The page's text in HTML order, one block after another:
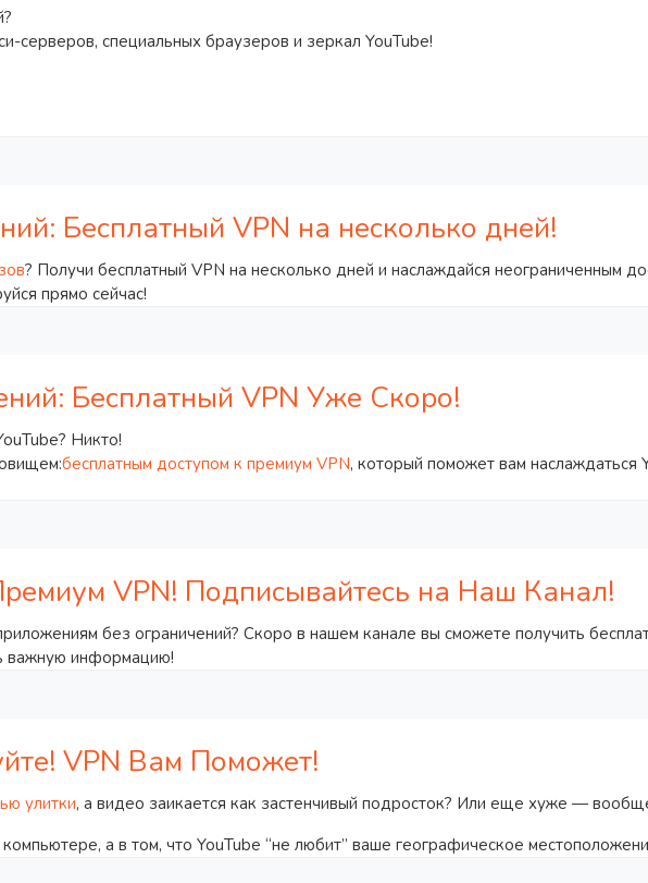
серверов, специальных браузеров и зеркал YouTube!
Бесплатный VPN на несколько дней!
? Получи бесплатный VPN на несколько дней и наслаждайся неограниченным
прямо сейчас!
Бесплатный VPN Уже Скоро!
Никто!
бесплатным доступом к премиум VPN, который поможет вам наслаждаться
VPN! Подписывайтесь на Наш Канал!
без ограничений? Скоро в нашем канале вы сможете получить
важную информацию!
VPN Вам Поможет!
улитки, а видео заикается как застенчивый подросток? Или еще хуже —
а в том, что YouTube “не любит” ваше географическое